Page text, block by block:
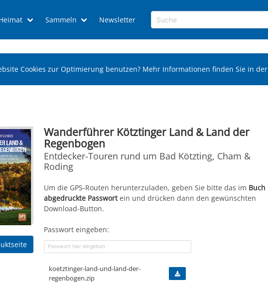
Sammeln Newsletter
Cookies zur Optimierung benutzen? Mehr Informationen finden Sie in der
Wanderführer Kötztinger Land & Land der
Regenbogen
Entdecker-Touren rund um Bad Kötzting, Cham &
Roding
Um die GPS-Routen herunterzuladen, geben Sie bitte das im Buch
abgedruckte Passwortein und drücken dann den gewünschten
Download-Button.
Passwort eingeben:
koetztinger-land-und-land-der-
regenbogen.zip